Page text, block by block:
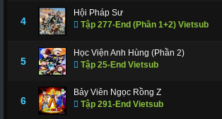
4
Hội Pháp Sư
Tập 277-End (Phần 1+2) Vietsub
5
Học Viện Anh Hùng (Phần 2)
Tập 25-End Vietsub
6
Bảy Viên Ngọc Rồng Z
Tập 291-End Vietsub